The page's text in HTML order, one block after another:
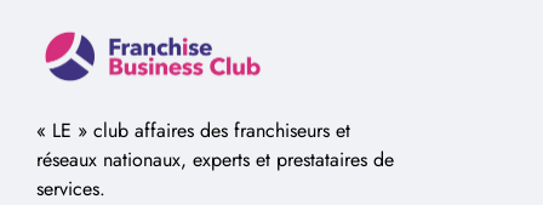
« LE » club affaires des franchiseurs et
réseaux nationaux, experts et prestataires de
services.